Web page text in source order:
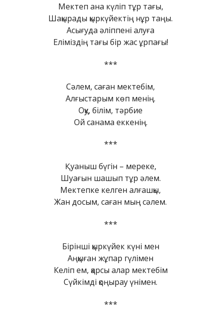
Мектеп ана күліп тұр тағы,
Шақырады қыркүйектің нұр таңы.
Асығуда әліппені алуға
Еліміздің тағы бір жас ұрпағы!
***
Сәлем, саған мектебім,
Алғыстарым көп менің.
Оқу, білім, тәрбие
Ой санама еккенің.
***
Қуаныш бүгін – мереке,
Шуағын шашып тұр әлем.
Мектепке келген алғашқы,
Жан досым, саған мың сәлем.
***
Бірінші қыркүйек күні мен
Аңқыған жұпар гүлімен
Келіп ем, қарсы алар мектебім
Сүйкімді қоңырау үнімен.
***